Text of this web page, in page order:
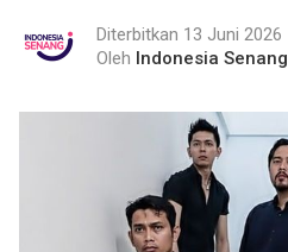
Diterbitkan 13 Juni 2026
Oleh Indonesia Senang